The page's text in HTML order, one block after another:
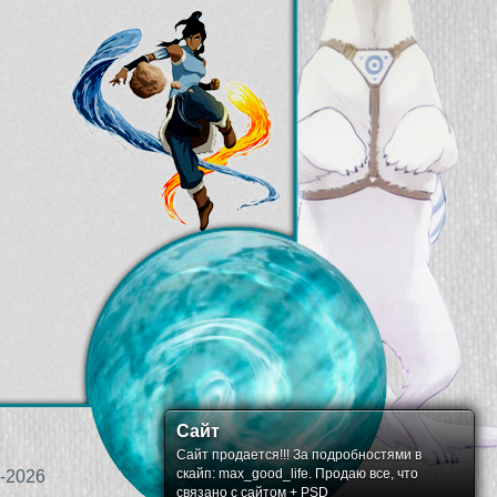
2026
Сайт
Сайт продается!!! За подробностями в
скайп: max_good_life. Продаю все, что
связано с сайтом + PSD